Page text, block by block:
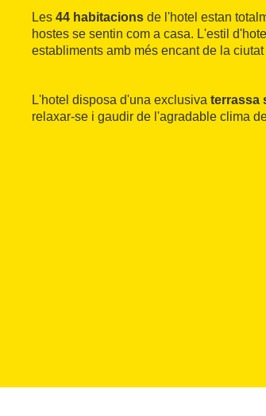
Les 44 habitacions de l'hotel estan
hostes se sentin com a casa. L'estil d'hotel
establiments amb més encant de la ciutat
L'hotel disposa d'una exclusiva terrassa
relaxar-se i gaudir de l'agradable clima